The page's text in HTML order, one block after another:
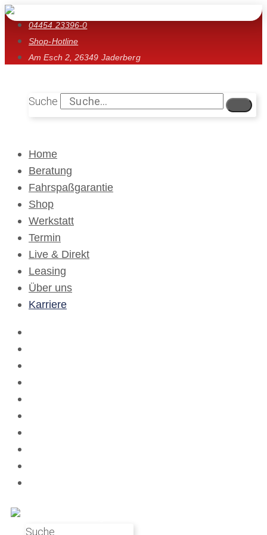
04454 23396-0
Shop-Hotline
Am Esch 2, 26349 Jaderberg
Suche
Home
Beratung
Fahrspaßgarantie
Shop
Werkstatt
Termin
Live & Direkt
Leasing
Über uns
Karriere
Suche